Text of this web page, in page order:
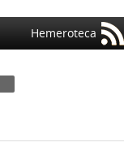
Hemeroteca